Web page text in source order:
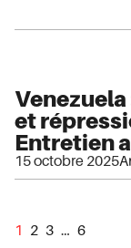
et
Entretien
15 octobre 2025
1 2 3 … 6